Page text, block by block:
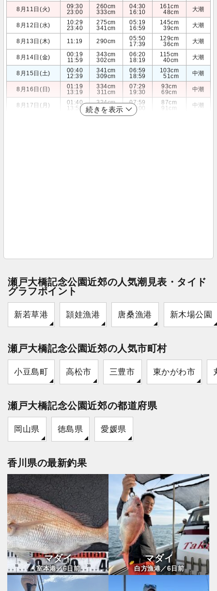
8月11日(火)
09:30
23:00
260cm
333cm
04:30
16:10
161cm
48cm
大潮
8月12日(水)
10:29
23:40
275cm
341cm
05:19
16:59
145cm
39cm
大潮
8月13日(木) 11:19 290cm
05:50
17:39
129cm
36cm
大潮
8月14日(金)
00:19
11:59
343cm
302cm
06:20
18:19
115cm
40cm
大潮
8月15日(土)
00:40
12:39
341cm
309cm
06:59
18:59
103cm
51cm
中潮
8月16日(日)
01:19
13:19
334cm
311cm
07:29
19:30
93cm
69cm
中潮
8月17日(月)
01:40
13:59
324cm
307cm
07:59
20:00
87cm
91cm
中潮
続きを表示
瀬戸大橋記念公園近郊の人気潮見表・タイド
グラフポイント
新若草港 頴娃漁港 唐桑漁港 新木場公園
瀬戸大橋記念公園近郊の人気市町村
小豆島町 高松市 三豊市 東かがわ市
瀬戸大橋記念公園近郊の都道府県
岡山県 徳島県 愛媛県
香川県の最新釣果
マダイ
室本港／6日前
マダイ
白方漁港／6 日前